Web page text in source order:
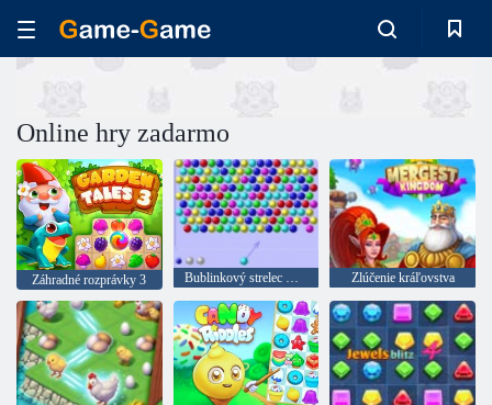
Online hry zadarmo
Záhradné rozprávky 3 Bublinkový strelec HTML5 Zlúčenie kráľovstva